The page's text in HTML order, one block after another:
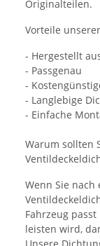
Originalteilen.
Vorteile
- Hergestellt
- Passgenau
-
- Langlebige
- Einfache
Warum sollten
Wenn Sie
Fahrzeug
leisten wird,